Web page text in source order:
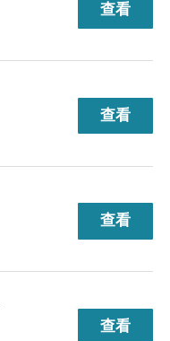
查看
查看
查看
查看